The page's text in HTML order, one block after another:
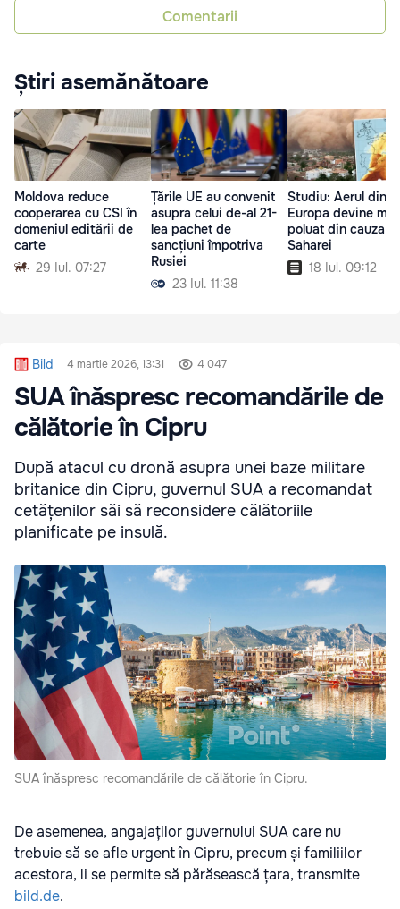
Comentarii
Știri asemănătoare
Moldova reduce
cooperarea cu CSI în
domeniul editării de
carte
29 Iul. 07:27
Țările UE au convenit
asupra celui de-al 21-
lea pachet de
sancțiuni împotriva
Rusiei
23 Iul. 11:38
Studiu: Aerul din
Europa devine mai
poluat din cauza
Saharei
18 Iul. 09:12
Bild 4 martie 2026, 13:31 4 047
SUA înăspresc recomandările de
călătorie în Cipru
După atacul cu dronă asupra unei baze militare
britanice din Cipru, guvernul SUA a recomandat
cetățenilor săi să reconsidere călătoriile
planificate pe insulă.
SUA înăspresc recomandările de călătorie în Cipru.
De asemenea, angajaților guvernului SUA care nu
trebuie să se afle urgent în Cipru, precum și familiilor
acestora, li se permite să părăsească țara, transmite
bild.de.